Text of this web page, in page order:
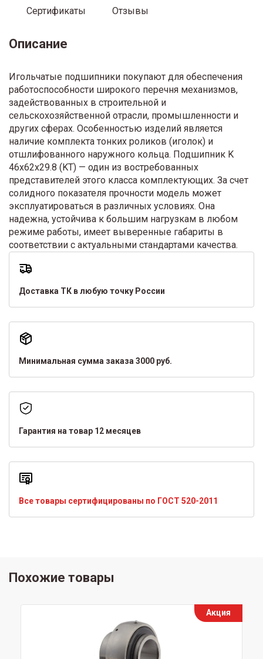
Сертификаты Отзывы
Описание
Игольчатые подшипники покупают для обеспечения
работоспособности широкого перечня механизмов,
задействованных в строительной и
сельскохозяйственной отрасли, промышленности и
других сферах. Особенностью изделий является
наличие комплекта тонких роликов (иголок) и
отшлифованного наружного кольца. Подшипник K
46x62x29.8 (KT) — один из востребованных
представителей этого класса комплектующих. За счет
солидного показателя прочности модель может
эксплуатироваться в различных условиях. Она
надежна, устойчива к большим нагрузкам в любом
режиме работы, имеет выверенные габариты в
соответствии с актуальными стандартами качества.
Доставка ТК в любую точку России
Минимальная сумма заказа 3000 руб.
Гарантия на товар 12 месяцев
Все товары сертифицированы по ГОСТ 520-2011
Похожие товары
Акция